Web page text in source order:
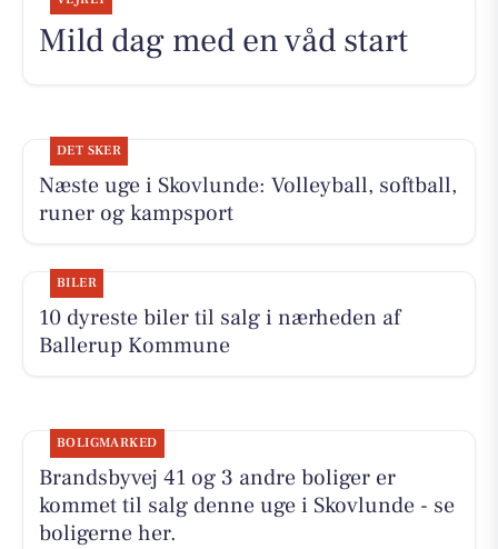
Mild dag med en våd start
DET SKER
Næste uge i Skovlunde: Volleyball, softball,
runer og kampsport
BILER
10 dyreste biler til salg i nærheden af
Ballerup Kommune
BOLIGMARKED
Brandsbyvej 41 og 3 andre boliger er
kommet til salg denne uge i Skovlunde - se
boligerne her.